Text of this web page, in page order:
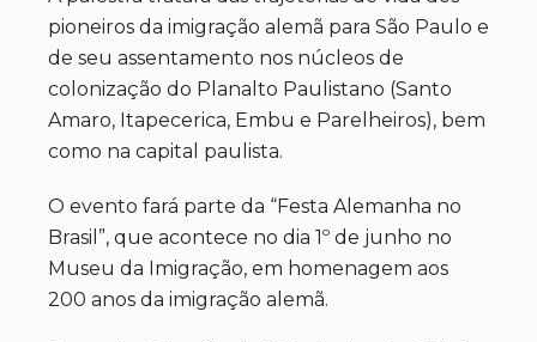
pioneiros da imigração alemã para São Paulo e
de seu assentamento nos núcleos de
colonização do Planalto Paulistano (Santo
Amaro, Itapecerica, Embu e Parelheiros), bem
como na capital paulista.
O evento fará parte da “Festa Alemanha no
Brasil”, que acontece no dia 1º de junho no
Museu da Imigração, em homenagem aos
200 anos da imigração alemã.